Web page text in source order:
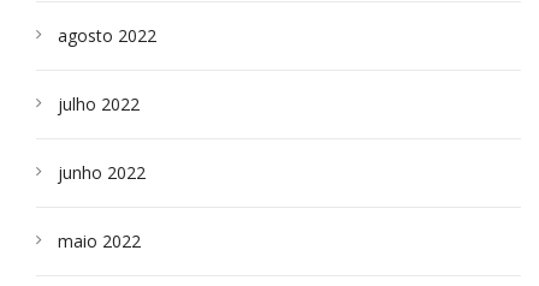
agosto 2022
julho 2022
junho 2022
maio 2022